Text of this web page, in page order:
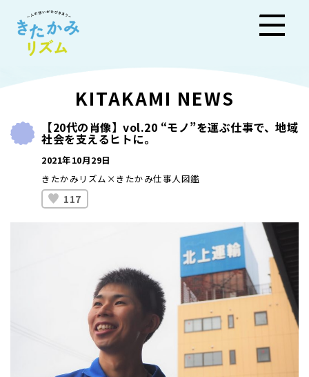
きた
かみ
リズ
ム
KITAKAMI NEWS
【20代の肖像】vol.20 “モノ”を運ぶ仕事で、地域
社会を支えるヒトに。
2021年10月29日
きたかみリズム×きたかみ仕事人図鑑
117